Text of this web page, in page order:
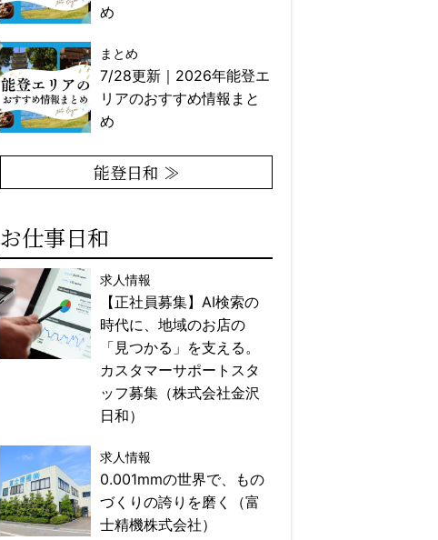
め
まとめ
7/28更新｜2026年能登エ
リアのおすすめ情報まと
め
能登日和 ≫
お仕事日和
求人情報
【正社員募集】AI検索の
時代に、地域のお店の
「見つかる」を支える。
カスタマーサポートスタ
ッフ募集（株式会社金沢
日和）
求人情報
0.001mmの世界で、もの
づくりの誇りを磨く（富
士精機株式会社）